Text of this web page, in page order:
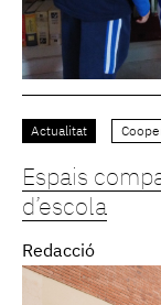
Actualitat
Espais
d’escola
Redacció